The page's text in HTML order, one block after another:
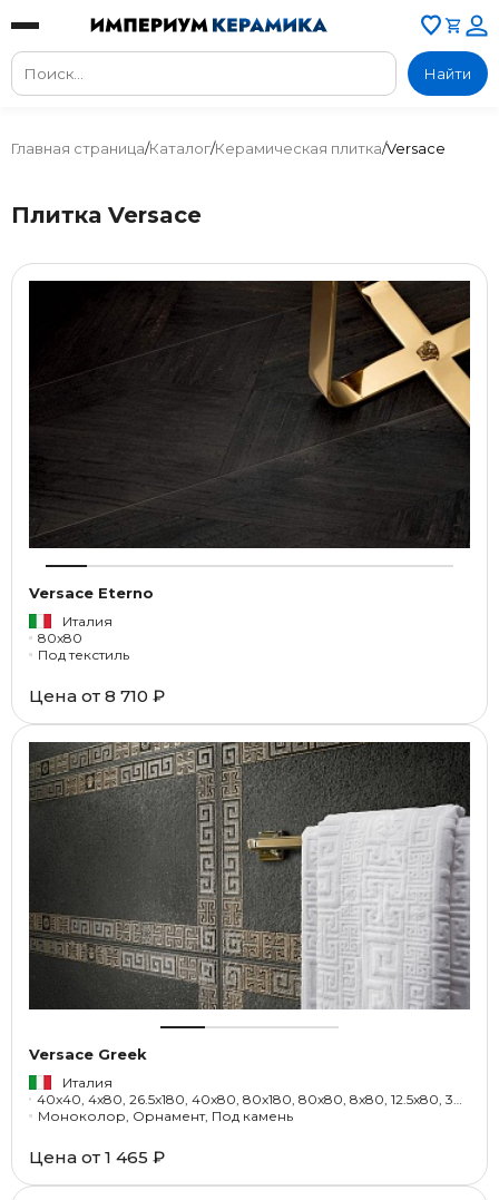
Найти
Главная страница/Каталог/Керамическая плитка/Versace
Плитка Versace
Versace Eterno
Италия
80x80
Под текстиль
Цена от 8 710 ₽
Versace Greek
Италия
40x40, 4x80, 26.5x180, 40x80, 80x180, 80x80, 8x80, 12.5x80, 32x80x4, 12.5x12.5, 4x4
Моноколор, Орнамент, Под камень
Цена от 1 465 ₽